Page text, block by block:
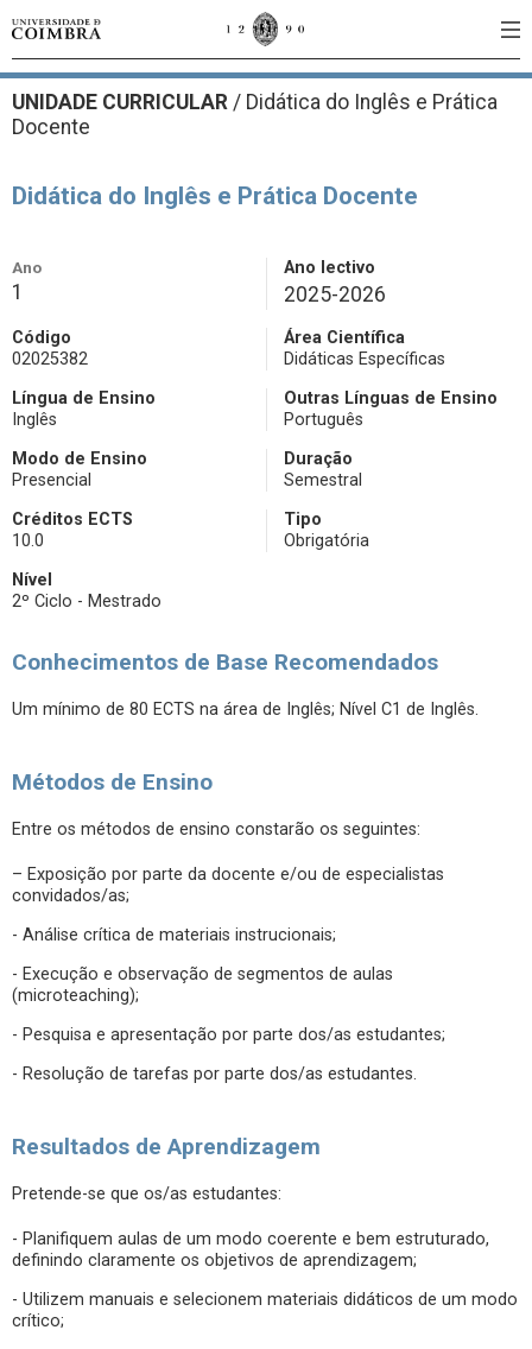
UNIDADE CURRICULAR / Didática do Inglês e Prática
Docente
Didática do Inglês e Prática Docente
Ano
1
Ano lectivo
2025-2026
Código
02025382
Área Científica
Didáticas Específicas
Língua de Ensino
Inglês
Outras Línguas de Ensino
Português
Modo de Ensino
Presencial
Duração
Semestral
Créditos ECTS
10.0
Tipo
Obrigatória
Nível
2º Ciclo - Mestrado
Conhecimentos de Base Recomendados
Um mínimo de 80 ECTS na área de Inglês; Nível C1 de Inglês.
Métodos de Ensino
Entre os métodos de ensino constarão os seguintes:
– Exposição por parte da docente e/ou de especialistas
convidados/as;
- Análise crítica de materiais instrucionais;
- Execução e observação de segmentos de aulas
(microteaching);
- Pesquisa e apresentação por parte dos/as estudantes;
- Resolução de tarefas por parte dos/as estudantes.
Resultados de Aprendizagem
Pretende-se que os/as estudantes:
- Planifiquem aulas de um modo coerente e bem estruturado,
definindo claramente os objetivos de aprendizagem;
- Utilizem manuais e selecionem materiais didáticos de um modo
crítico;